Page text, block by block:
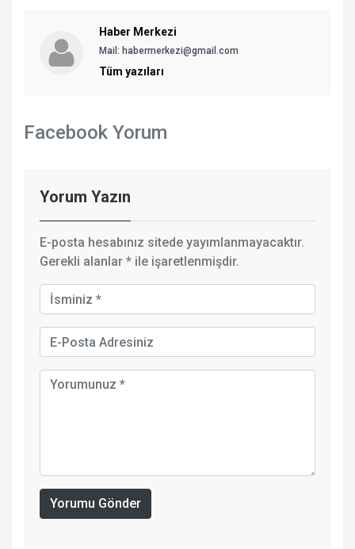
Haber Merkezi
Mail: habermerkezi@gmail.com
Tüm yazıları
Facebook Yorum
Yorum Yazın
E-posta hesabınız sitede yayımlanmayacaktır.
Gerekli alanlar * ile işaretlenmişdir.
Yorumu Gönder